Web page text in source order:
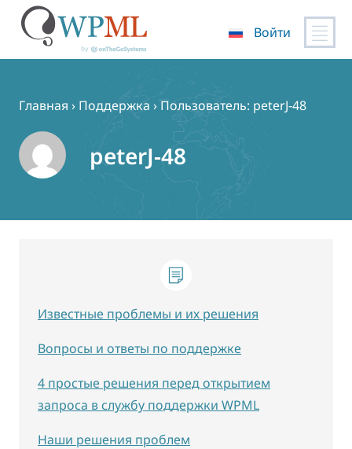
содержимому
Войти
Главная › Поддержка › Пользователь: peterJ-48
peterJ-48
Известные проблемы и их решения
Вопросы и ответы по поддержке
4 простые решения перед открытием
запроса в службу поддержки WPML
Наши решения проблем